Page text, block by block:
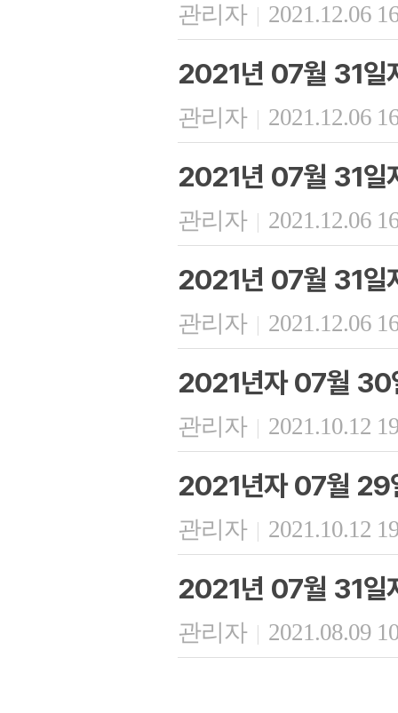
관리자 | 2021.12.06
2021년 07월 31일
관리자 | 2021.12.06
2021년 07월 31일
관리자 | 2021.12.06
2021년 07월 31일
관리자 | 2021.12.06
2021년자 07월 30
관리자 | 2021.10.12
2021년자 07월 29
관리자 | 2021.10.12
2021년 07월 31일
관리자 | 2021.08.09